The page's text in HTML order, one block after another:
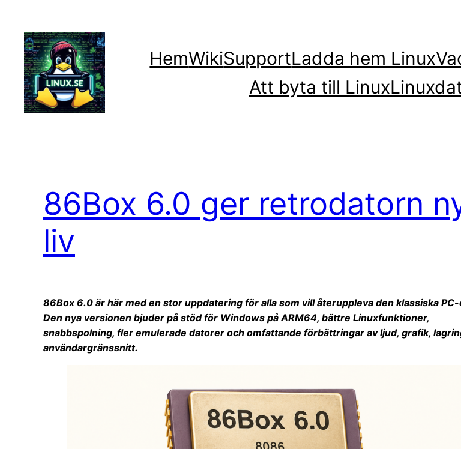
innehåll
HemWikiSupportLadda hem Linux
Att byta till Linux
86Box 6.0 ger retrodatorn
liv
86Box 6.0 är här med en stor uppdatering för alla som vill återuppleva den klassiska PC-
Den nya versionen bjuder på stöd för Windows på ARM64, bättre Linuxfunktioner,
snabbspolning, fler emulerade datorer och omfattande förbättringar av ljud, grafik,
användargränssnitt.